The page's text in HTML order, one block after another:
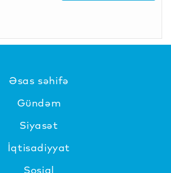
Əsas səhifə
Gündəm
Siyasət
İqtisadiyyat
Sosial